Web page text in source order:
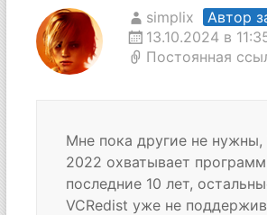
simplix
Автор
13.10.2024 в
Постоянная
Мне пока другие не нужны,
2022 охватывает
последние 10 лет,
VCRedist уже не